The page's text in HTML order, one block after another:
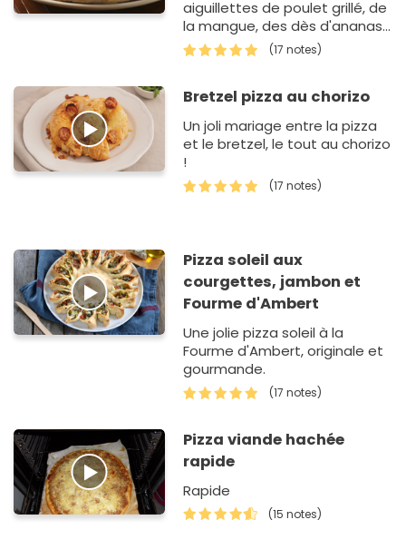
aiguillettes de poulet grillé, de
la mangue, des dès d'ananas
et des tomates cerises.
(17 notes)
Bretzel pizza au chorizo
Un joli mariage entre la pizza
et le bretzel, le tout au chorizo
!
(17 notes)
Pizza soleil aux
courgettes, jambon et
Fourme d'Ambert
Une jolie pizza soleil à la
Fourme d'Ambert, originale et
gourmande.
(17 notes)
Pizza viande hachée
rapide
Rapide
(15 notes)